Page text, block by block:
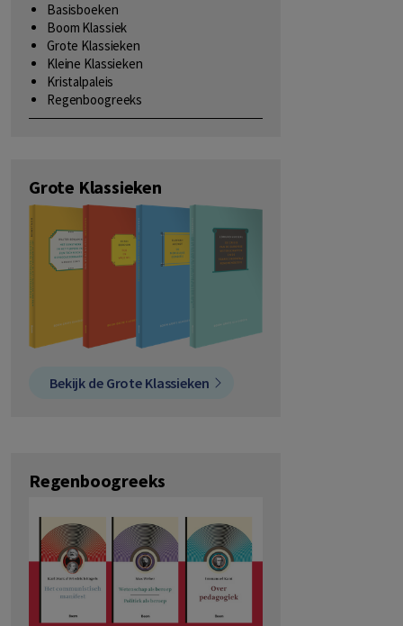
Basisboeken
Boom Klassiek
Grote Klassieken
Kleine Klassieken
Kristalpaleis
Regenboogreeks
Grote Klassieken
Bekijk de Grote Klassieken
Regenboogreeks